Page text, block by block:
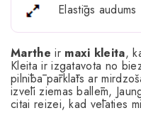
Elastīgs audums
Marthe ir maxi kleita,
Kleita ir izgatavota no
pilnībā pārklāts ar
izvēli ziemas ballēm,
citai reizei, kad vēlaties